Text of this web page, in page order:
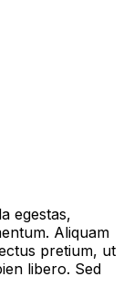
egestas,
Aliquam
pretium, ut
libero. Sed